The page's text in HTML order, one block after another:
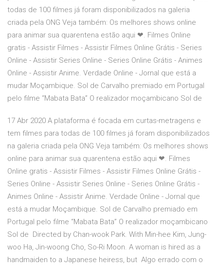
todas de 100 filmes já foram disponibilizados na galeria
criada pela ONG Veja também: Os melhores shows online
para animar sua quarentena estão aqui ❤. Filmes Online
gratis - Assistir Filmes - Assistir Filmes Online Grátis - Series
Online - Assistir Series Online - Series Online Grátis - Animes
Online - Assistir Anime. Verdade Online - Jornal que está a
mudar Moçambique. Sol de Carvalho premiado em Portugal
pelo filme “Mabata Bata” O realizador moçambicano Sol de
17 Abr 2020 A plataforma é focada em curtas-metragens e
tem filmes para todas de 100 filmes já foram disponibilizados
na galeria criada pela ONG Veja também: Os melhores shows
online para animar sua quarentena estão aqui ❤. Filmes
Online gratis - Assistir Filmes - Assistir Filmes Online Grátis -
Series Online - Assistir Series Online - Series Online Grátis -
Animes Online - Assistir Anime. Verdade Online - Jornal que
está a mudar Moçambique. Sol de Carvalho premiado em
Portugal pelo filme “Mabata Bata” O realizador moçambicano
Sol de Directed by Chan-wook Park. With Min-hee Kim, Jung-
woo Ha, Jin-woong Cho, So-Ri Moon. A woman is hired as a
handmaiden to a Japanese heiress, but Algo errado com o